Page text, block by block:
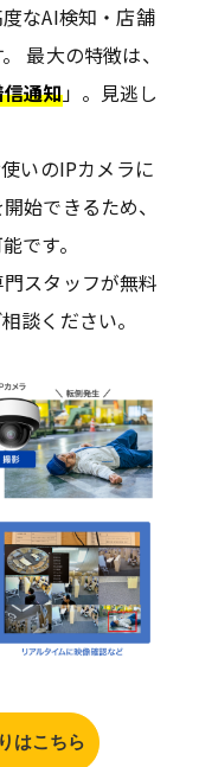
なAI検知・店舗
最大の特徴は、
通知」。見逃し
いのIPカメラに
始できるため、
です。
スタッフが無料
談ください。
はこちら